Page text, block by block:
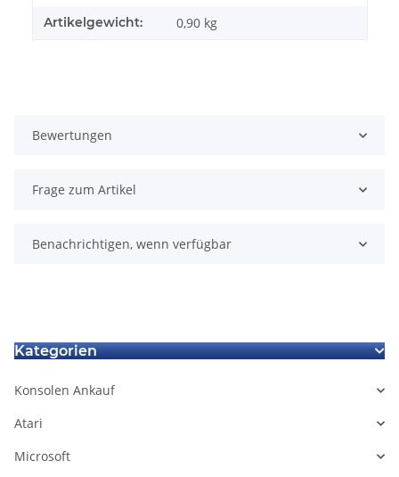
Artikelgewicht: 0,90 kg
Bewertungen
Frage zum Artikel
Benachrichtigen, wenn verfügbar
Kategorien
Konsolen Ankauf
Atari
Microsoft